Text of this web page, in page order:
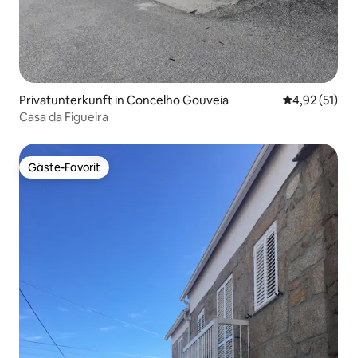
Privatunterkunft in Concelho Gouveia
4,92 (51)
Casa da Figueira
Gäste-Favorit
Gäste-Favorit